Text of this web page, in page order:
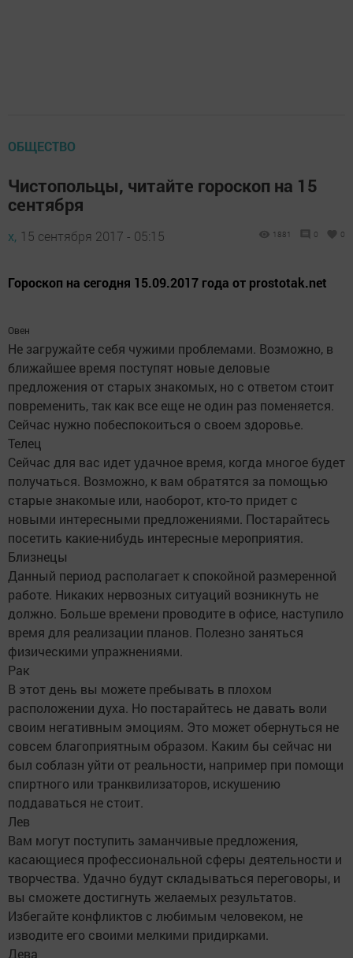
ОБЩЕСТВО
Чистопольцы, читайте гороскоп на 15
сентября
х, 15 сентября 2017 - 05:15 1881 0 0
Гороскоп на сегодня 15.09.2017 года от prostotak.net
Овен
Не загружайте себя чужими проблемами. Возможно, в
ближайшее время поступят новые деловые
предложения от старых знакомых, но с ответом стоит
повременить, так как все еще не один раз поменяется.
Сейчас нужно побеспокоиться о своем здоровье.
Телец
Сейчас для вас идет удачное время, когда многое будет
получаться. Возможно, к вам обратятся за помощью
старые знакомые или, наоборот, кто-то придет с
новыми интересными предложениями. Постарайтесь
посетить какие-нибудь интересные мероприятия.
Близнецы
Данный период располагает к спокойной размеренной
работе. Никаких нервозных ситуаций возникнуть не
должно. Больше времени проводите в офисе, наступило
время для реализации планов. Полезно заняться
физическими упражнениями.
Рак
В этот день вы можете пребывать в плохом
расположении духа. Но постарайтесь не давать воли
своим негативным эмоциям. Это может обернуться не
совсем благоприятным образом. Каким бы сейчас ни
был соблазн уйти от реальности, например при помощи
спиртного или транквилизаторов, искушению
поддаваться не стоит.
Лев
Вам могут поступить заманчивые предложения,
касающиеся профессиональной сферы деятельности и
творчества. Удачно будут складываться переговоры, и
вы сможете достигнуть желаемых результатов.
Избегайте конфликтов с любимым человеком, не
изводите его своими мелкими придирками.
Дева